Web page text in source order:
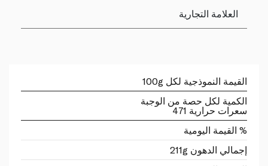
العلامة التجارية
القيمة النموذجية لكل 100g
الكمية لكل حصة من الوجبة
سعرات حرارية 471
% القيمة اليومية
إجمالي الدهون 211g